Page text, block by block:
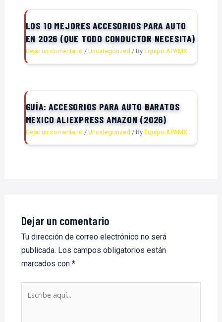
LOS 10 MEJORES ACCESORIOS PARA AUTO
EN 2026 (QUE TODO CONDUCTOR NECESITA)
Dejar un comentario / Uncategorized / By Equipo APAMX
GUÍA: ACCESORIOS PARA AUTO BARATOS
MEXICO ALIEXPRESS AMAZON (2026)
Dejar un comentario / Uncategorized / By Equipo APAMX
Dejar un comentario
Tu dirección de correo electrónico no será
publicada. Los campos obligatorios están
marcados con *